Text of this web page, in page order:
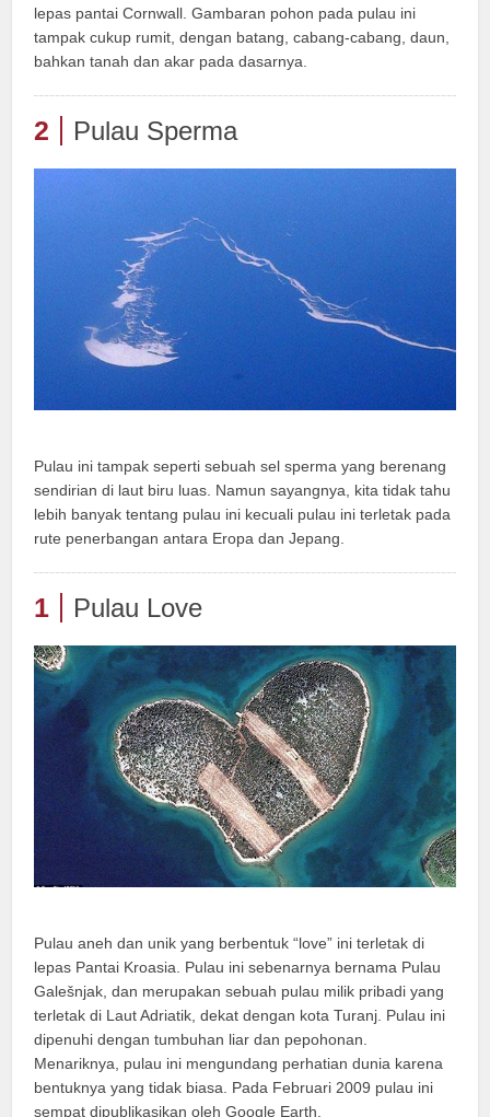
lepas pantai Cornwall. Gambaran pohon pada pulau ini
tampak cukup rumit, dengan batang, cabang-cabang, daun,
bahkan tanah dan akar pada dasarnya.
2 Pulau Sperma
Pulau ini tampak seperti sebuah sel sperma yang berenang
sendirian di laut biru luas. Namun sayangnya, kita tidak tahu
lebih banyak tentang pulau ini kecuali pulau ini terletak pada
rute penerbangan antara Eropa dan Jepang.
1 Pulau Love
Pulau aneh dan unik yang berbentuk “love” ini terletak di
lepas Pantai Kroasia. Pulau ini sebenarnya bernama Pulau
Galešnjak, dan merupakan sebuah pulau milik pribadi yang
terletak di Laut Adriatik, dekat dengan kota Turanj. Pulau ini
dipenuhi dengan tumbuhan liar dan pepohonan.
Menariknya, pulau ini mengundang perhatian dunia karena
bentuknya yang tidak biasa. Pada Februari 2009 pulau ini
sempat dipublikasikan oleh Google Earth.